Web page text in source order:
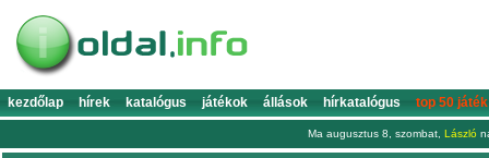
kezdőlap hírek katalógus játékok állások hírkatalógus top 50 játék
Ma augusztus 8, szombat, László